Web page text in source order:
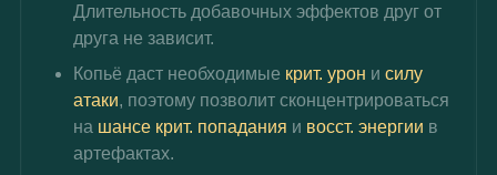
Длительность добавочных эффектов друг от
друга не зависит.
Копьё даст необходимые крит. урон и силу
атаки, поэтому позволит сконцентрироваться
на шансе крит. попадания и восст. энергии в
артефактах.